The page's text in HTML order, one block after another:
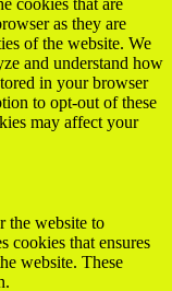
cookies that are
as they are
of the website. We
and understand how
in your browser
to opt-out of these
may affect your
the website to
cookies that ensures
website. These